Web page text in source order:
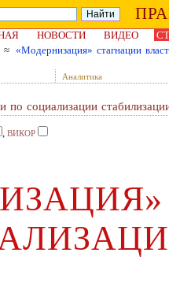
НОВОСТИ ВИДЕО
≈ «Модернизация» стагнации
Аналитика
по социализации
, ВИКОР